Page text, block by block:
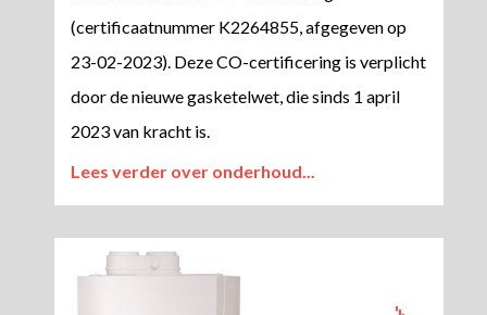
(certificaatnummer K2264855, afgegeven op
23-02-2023). Deze CO-certificering is verplicht
door de nieuwe gasketelwet, die sinds 1 april
2023 van kracht is.
Lees verder over onderhoud...​